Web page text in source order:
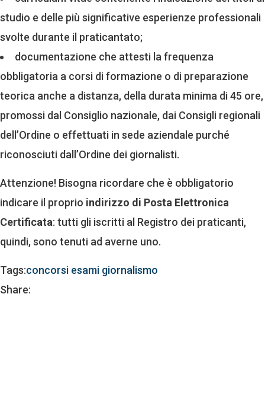
studio e delle più significative esperienze professionali
svolte durante il praticantato;
documentazione che attesti la frequenza
obbligatoria a corsi di formazione o di preparazione
teorica anche a distanza, della durata minima di 45 ore,
promossi dal Consiglio nazionale, dai Consigli regionali
dell’Ordine o effettuati in sede aziendale purché
riconosciuti dall’Ordine dei giornalisti.
Attenzione! Bisogna ricordare che è obbligatorio
indicare il proprio indirizzo di Posta Elettronica
Certificata: tutti gli iscritti al Registro dei praticanti,
quindi, sono tenuti ad averne uno.
Tags:concorsi esami giornalismo
Share: